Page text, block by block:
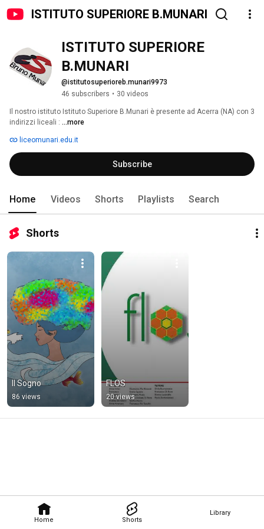
ISTITUTO SUPERIORE B.MUNARI
Home Shorts
Library
ISTITUTO SUPERIORE
B.MUNARI
@istitutosuperioreb.munari9973
46 subscribers • 30 videos
Il nostro istituto Istituto Superiore B.Munari è presente ad Acerra (NA) con 3
indirizzi liceali : ...more
liceomunari.edu.it
Subscribe
Home Videos Shorts Playlists Search
Shorts
Il Sogno
86 views
FLOS
20 views